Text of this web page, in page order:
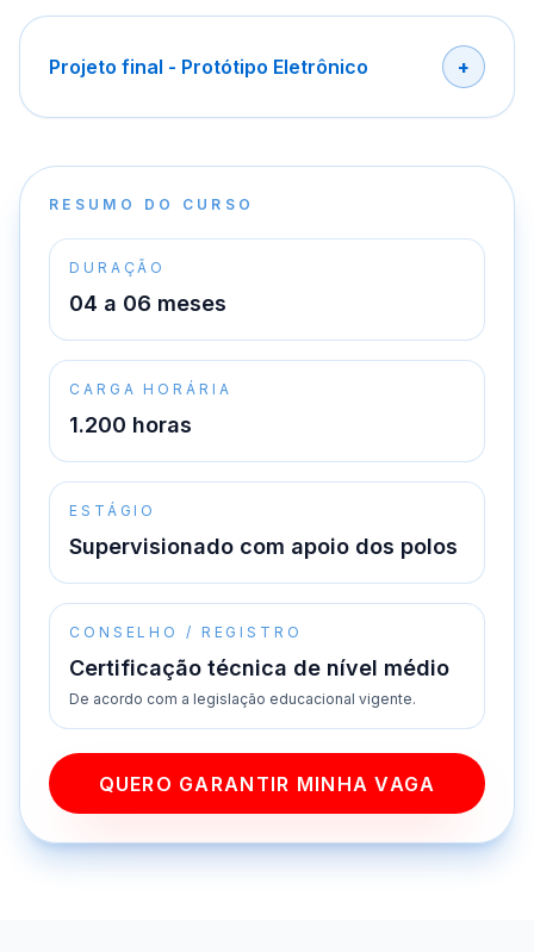
Projeto final - Protótipo Eletrônico
RESUMO DO CURSO
DURAÇÃO
04 a 06 meses
CARGA HORÁRIA
1.200 horas
ESTÁGIO
Supervisionado com apoio dos polos
CONSELHO / REGISTRO
Certificação técnica de nível médio
De acordo com a legislação educacional vigente.
QUERO GARANTIR MINHA VAGA